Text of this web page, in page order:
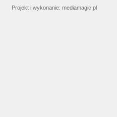
Projekt i wykonanie: mediamagic.pl